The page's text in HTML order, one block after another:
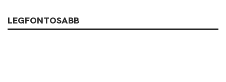
LEGFONTOSABB